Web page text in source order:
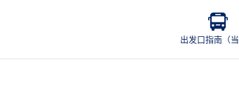
出发口指南（